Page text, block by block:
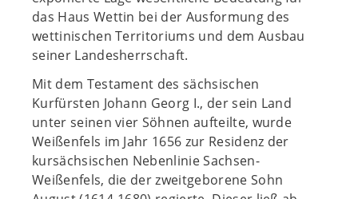
das Haus Wettin bei der Ausformung des
wettinischen Territoriums und dem Ausbau
seiner Landesherrschaft.
Mit dem Testament des sächsischen
Kurfürsten Johann Georg I., der sein Land
unter seinen vier Söhnen aufteilte, wurde
Weißenfels im Jahr 1656 zur Residenz der
kursächsischen Nebenlinie Sachsen-
Weißenfels, die der zweitgeborene Sohn